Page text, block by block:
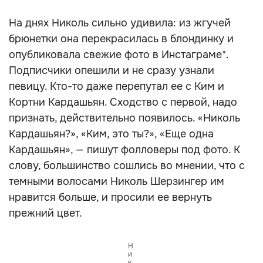
На днях Николь сильно удивила: из жгучей
брюнетки она перекрасилась в блондинку и
опубликовала свежие фото в Инстаграме*.
Подписчики опешили и не сразу узнали
певицу. Кто-то даже перепутал ее с Ким и
Кортни Кардашьян. Сходство с первой, надо
признать, действительно появилось. «Николь
Кардашьян?», «Ким, это ты?», «Еще одна
Кардашьян», — пишут фолловеры под фото. К
слову, большинство сошлись во мнении, что с
темными волосами Николь Шерзингер им
нравится больше, и просили ее вернуть
прежний цвет.
Н
и